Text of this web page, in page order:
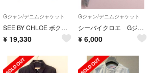
Gジャン/デニムジャケット
SEE BY CHLOE ボクシー デニムジャケット
¥ 19,330
Gジャン/デニムジャケット
シーバイクロエ Gジャン
¥ 6,000